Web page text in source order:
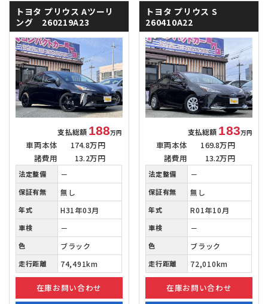
トヨタ プリウスAツーリ
ング 260219A23
支払総額 188万円
車両本体
174.8万円
諸費用
13.2万円
法定整備 －
保証有無 無し
年式 H31年03月
車検 －
色 ブラック
走行距離 74,491km
在庫お問い合わせ
トヨタ プリウス S
260410A22
支払総額 183万円
車両本体
169.8万円
諸費用
13.2万円
法定整備 －
保証有無 無し
年式 R01年10月
車検 －
色 ブラック
走行距離 72,010km
在庫お問い合わせ